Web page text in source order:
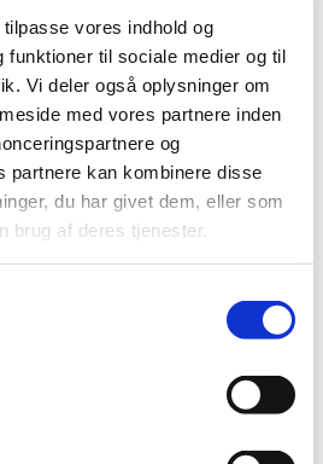
vores indhold og
funktioner til sociale medier og til
Vi deler også oplysninger om
med vores partnere inden
og
partnere kan kombinere disse
du har givet dem, eller som
brug af deres tjenester.